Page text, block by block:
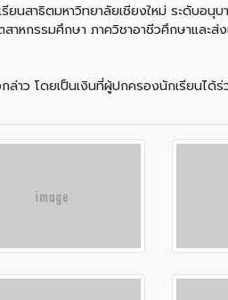
นสาธิตมหาวิทยาลัยเชียงใหม่ ระดับอนุ
หกรรมศึกษา ภาควิชาอาชีวศึกษาและ
าว โดยเป็นเงินที่ผู้ปกครองนักเรียนได้